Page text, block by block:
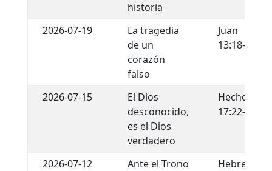
historia
2026-07-19
La tragedia
de un
corazón
falso
Juan
13:18-22
2026-07-15
El Dios
desconocido,
es el Dios
verdadero
Hechos
17:22-34
2026-07-12
Ante el Trono
Hebreos